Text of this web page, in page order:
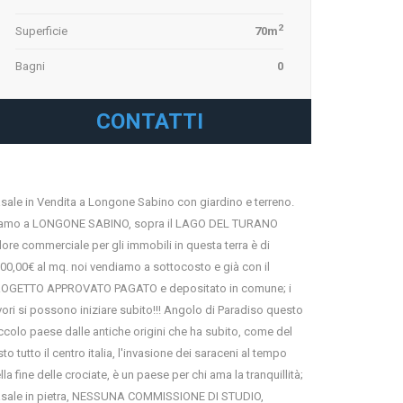
Superficie 70m2
Bagni 0
CONTATTI
in Vendita a Longone Sabino con giardino e terreno.
a LONGONE SABINO, sopra il LAGO DEL TURANO
commerciale per gli immobili in questa terra è di
al mq. noi vendiamo a sottocosto e già con il
APPROVATO PAGATO e depositato in comune; i
si possono iniziare subito!!! Angolo di Paradiso questo
paese dalle antiche origini che ha subito, come del
tutto il centro italia, l'invasione dei saraceni al tempo
fine delle crociate, è un paese per chi ama la tranquillità;
in pietra, NESSUNA COMMISSIONE DI STUDIO,